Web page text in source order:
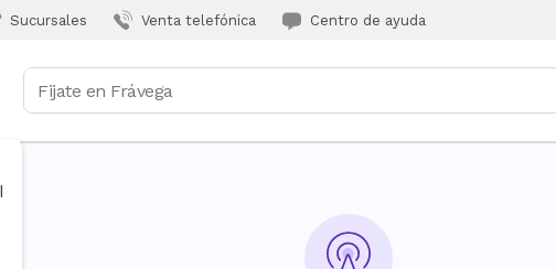
Sucursales Venta telefónica Centro de ayuda